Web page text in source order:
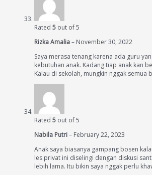
Rated 5 out of 5
Rizka Amalia– November 30, 2022
Saya merasa tenang karena ada guru
kebutuhan anak. Kadang tiap anak kan
Kalau di sekolah, mungkin nggak semua
Rated 5 out of 5
Nabila Putri– February 22, 2023
Anak saya biasanya gampang bosen
les privat ini diselingi dengan diskusi
lebih lama. Itu bikin saya nggak perlu